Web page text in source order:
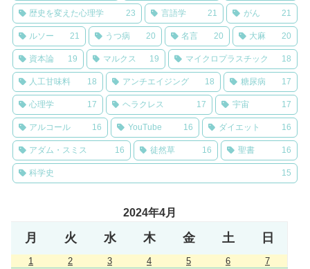
歴史を変えた心理学 23 言語学 21 がん 21
ルソー 21 うつ病 20 名言 20 大麻 20
資本論 19 マルクス 19 マイクロプラスチック 18
人工甘味料 18 アンチエイジング 18 糖尿病 17
心理学 17 ヘラクレス 17 宇宙 17
アルコール 16 YouTube 16 ダイエット 16
アダム・スミス 16 徒然草 16 聖書 16
科学史 15
2024年4月
月 火 水 木 金 土 日
1 2 3 4 5 6
7